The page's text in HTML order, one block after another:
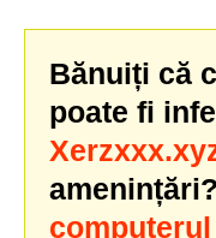
Bănuiți că
poate fi
amenințări?